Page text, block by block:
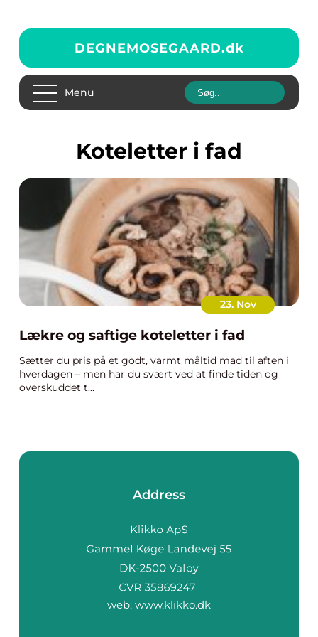
DEGNEMOSEGAARD.dk
Menu
koteletter i fad
23. Nov
Lækre og saftige koteletter i fad
Sætter du pris på et godt, varmt måltid mad til aften i
hverdagen – men har du svært ved at finde tiden og
overskuddet t...
Address
web: www.klikko.dk